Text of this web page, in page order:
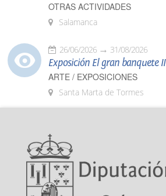
OTRAS ACTIVIDADES
Salamanca
26/06/2026 31/08/2026
Exposición El gran banquete II
ARTE / EXPOSICIONES
Santa Marta de Tormes